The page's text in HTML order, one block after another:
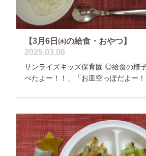
【3月6日㈭の給食・おやつ】
2025.03.06
サンライズキッズ保育園 ◎給食の様
べたよー！！」「お皿空っぽだよー！